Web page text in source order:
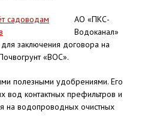
АО «ПКС-
Водоканал»
заключения договора на
«ВОС».
полезными удобрениями. Его
вод контактных префильтров и
на водопроводных очистных